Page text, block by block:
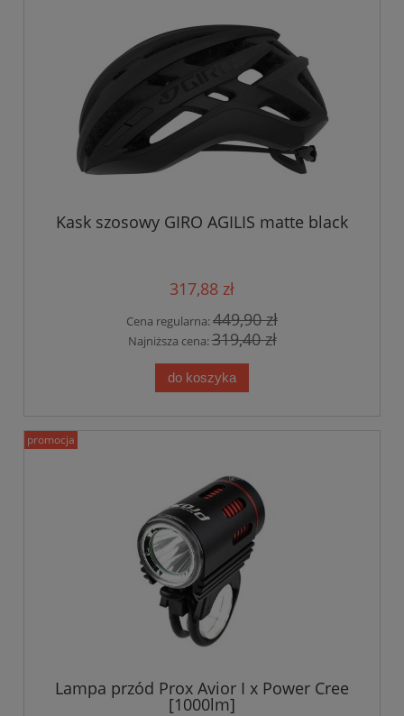
Kask szosowy GIRO AGILIS matte black
317,88 zł
Cena regularna:449,90 zł
Najniższa cena:319,40 zł
do koszyka
Lampa przód Prox Avior I x Power Cree
[1000lm]
promocja